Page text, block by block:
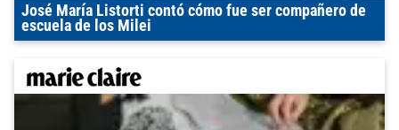
José María Listorti contó cómo fue ser compañero de
escuela de los Milei